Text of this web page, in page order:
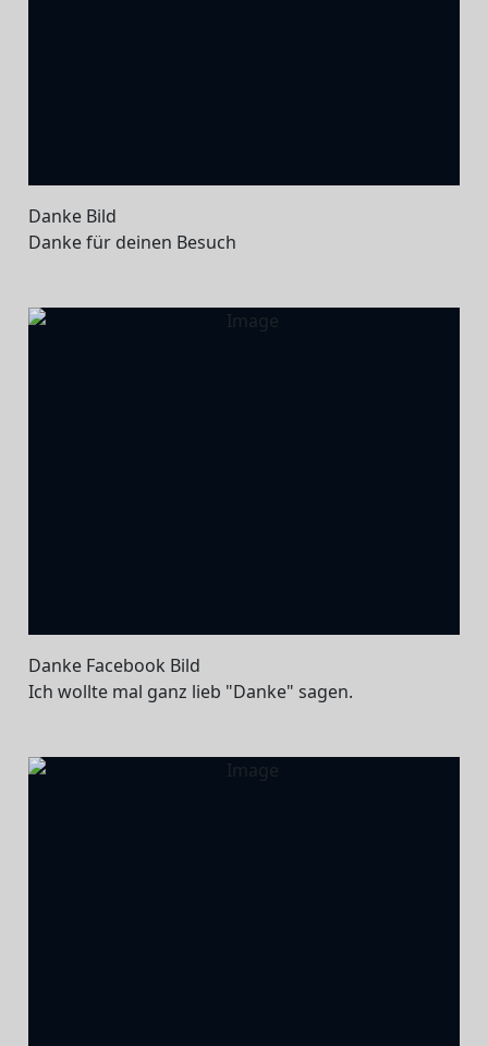
Danke Bild
Danke für deinen Besuch
Danke Facebook Bild
Ich wollte mal ganz lieb "Danke" sagen.